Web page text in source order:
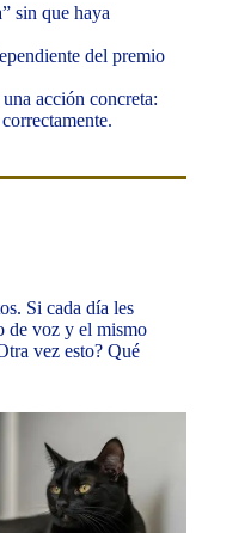
sin que haya
del premio
acción concreta:
Si cada día les
de voz y el mismo
vez esto? Qué